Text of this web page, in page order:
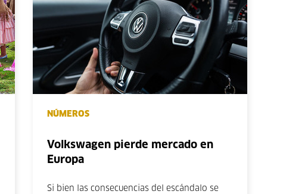
NÚMEROS
Volkswagen pierde mercado en
Europa
Si bien las consecuencias del escándalo se